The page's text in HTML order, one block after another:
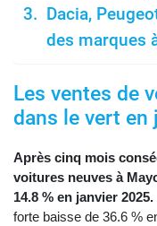
Dacia,
des marques
Les ventes de
dans le vert en
Après cinq mois
voitures neuves à
14.8 % en janvier 2025.
forte baisse de 36.6 %